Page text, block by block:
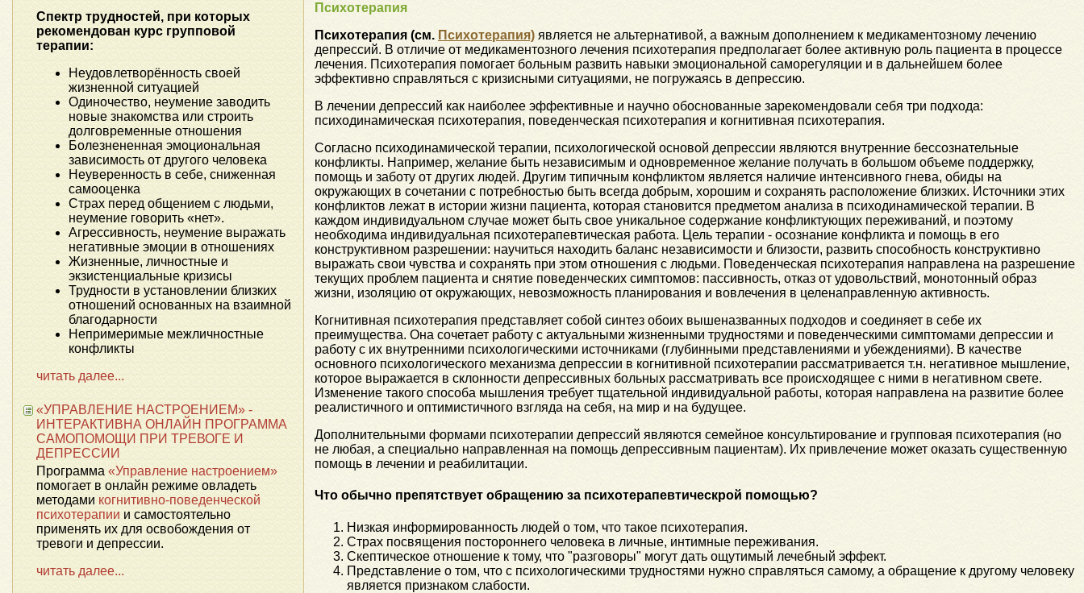
Психотерапия
Психотерапия (см. Психотерапия) является не альтернативой, а важным дополнением к медикаментозному лечению
депрессий. В отличие от медикаментозного лечения психотерапия предполагает более активную роль пациента в процессе
лечения. Психотерапия помогает больным развить навыки эмоциональной саморегуляции и в дальнейшем более
эффективно справляться с кризисными ситуациями, не погружаясь в депрессию.
В лечении депрессий как наиболее эффективные и научно обоснованные зарекомендовали себя три подхода:
психодинамическая психотерапия, поведенческая психотерапия и когнитивная психотерапия.
Согласно психодинамической терапии, психологической основой депрессии являются внутренние бессознательные
конфликты. Например, желание быть независимым и одновременное желание получать в большом объеме поддержку,
помощь и заботу от других людей. Другим типичным конфликтом является наличие интенсивного гнева, обиды на
окружающих в сочетании с потребностью быть всегда добрым, хорошим и сохранять расположение близких. Источники этих
конфликтов лежат в истории жизни пациента, которая становится предметом анализа в психодинамической терапии. В
каждом индивидуальном случае может быть свое уникальное содержание конфликтующих переживаний, и поэтому
необходима индивидуальная психотерапевтическая работа. Цель терапии - осознание конфликта и помощь в его
конструктивном разрешении: научиться находить баланс независимости и близости, развить способность конструктивно
выражать свои чувства и сохранять при этом отношения с людьми. Поведенческая психотерапия направлена на разрешение
текущих проблем пациента и снятие поведенческих симптомов: пассивность, отказ от удовольствий, монотонный образ
жизни, изоляцию от окружающих, невозможность планирования и вовлечения в целенаправленную активность.
Когнитивная психотерапия представляет собой синтез обоих вышеназванных подходов и соединяет в себе их
преимущества. Она сочетает работу с актуальными жизненными трудностями и поведенческими симптомами депрессии и
работу с их внутренними психологическими источниками (глубинными представлениями и убеждениями). В качестве
основного психологического механизма депрессии в когнитивной психотерапии рассматривается т.н. негативное мышление,
которое выражается в склонности депрессивных больных рассматривать все происходящее с ними в негативном свете.
Изменение такого способа мышления требует тщательной индивидуальной работы, которая направлена на развитие более
реалистичного и оптимистичного взгляда на себя, на мир и на будущее.
Дополнительными формами психотерапии депрессий являются семейное консультирование и групповая психотерапия (но
не любая, а специально направленная на помощь депрессивным пациентам). Их привлечение может оказать существенную
помощь в лечении и реабилитации.
Что обычно препятствует обращению за психотерапевтическрой помощью?
Низкая информированность людей о том, что такое психотерапия.
Страх посвящения постороннего человека в личные, интимные переживания.
Скептическое отношение к тому, что "разговоры" могут дать ощутимый лечебный эффект.
Представление о том, что с психологическими трудностями нужно справляться самому, а обращение к другому человеку
является признаком слабости.
Спектр трудностей, при которых
рекомендован курс групповой
терапии:
Неудовлетворённость своей
жизненной ситуацией
Одиночество, неумение заводить
новые знакомства или строить
долговременные отношения
Болезнененная эмоциональная
зависимость от другого человека
Неуверенность в себе, сниженная
самооценка
Страх перед общением с людьми,
неумение говорить «нет».
Агрессивность, неумение выражать
негативные эмоции в отношениях
Жизненные, личностные и
экзистенциальные кризисы
Трудности в установлении близких
отношений основанных на взаимной
благодарности
Непримеримые межличностные
конфликты
читать далее...
«УПРАВЛЕНИЕ НАСТРОЕНИЕМ» -
ИНТЕРАКТИВНА ОНЛАЙН ПРОГРАММА
САМОПОМОЩИ ПРИ ТРЕВОГЕ И
ДЕПРЕССИИ
Программа «Управление настроением»
помогает в онлайн режиме овладеть
методами когнитивно-поведенческой
психотерапии и самостоятельно
применять их для освобождения от
тревоги и депрессии.
читать далее...